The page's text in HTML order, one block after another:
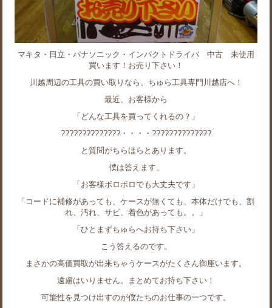
マキタ・日立・パナソニック・インパクトドライバ 中古 未使用
買います！お売り下さい！
川越周辺の工具の買い取りなら、ちゅら工具専門川越店へ！
最近、お客様から
「どんな工具を買ってくれるの？」
??????????????・・・・??????????????
と質問がちらほらとあります。
僕は答えます。
「お客様ボロボロでも大丈夫です」
「コードに補修があっても、ケースが無くても、本体だけでも、割
れ、汚れ、サビ、着色があっても。。」
「ひとまずちゅらへお持ち下さい」
こう答えるのです。
まさかの高価買取が出来ちゃうケースがたくさん御座います。
遠慮はいりません。まとめてお持ち下さい！
可能性を見つけ出すのが僕たちのお仕事の一つです。